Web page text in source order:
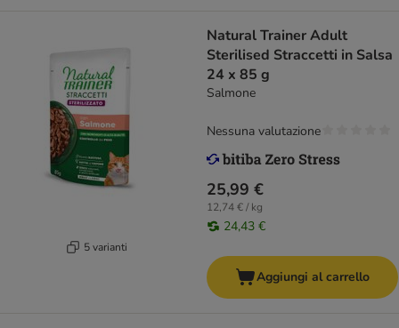
5 varianti
Natural Trainer Adult
Sterilised Straccetti in Salsa
24 x 85 g
Salmone
25,99 €
12,74 € / kg
24,43 €
Nessuna valutazione
Aggiungi al carrello